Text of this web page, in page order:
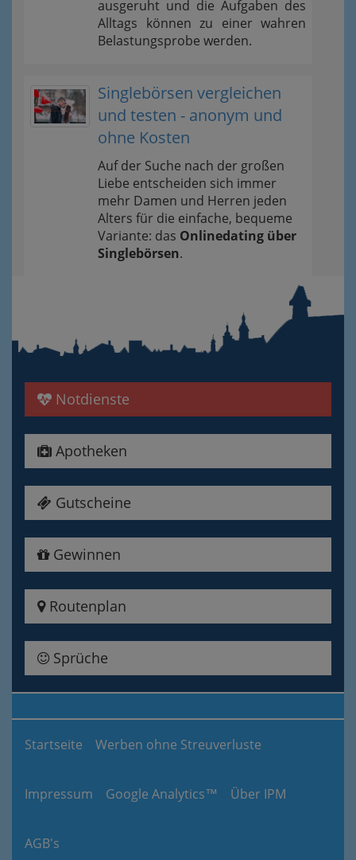
ausgeruht und die Aufgaben des
Alltags können zu einer wahren
Belastungsprobe werden.
Singlebörsen vergleichen
und testen - anonym und
ohne Kosten
Auf der Suche nach der großen
Liebe entscheiden sich immer
mehr Damen und Herren jeden
Alters für die einfache, bequeme
Variante: das Onlinedating über
Singlebörsen.
Notdienste
Apotheken
Gutscheine
Gewinnen
Routenplan
Sprüche
Startseite Werben ohne Streuverluste
Impressum Google Analytics™ Über IPM
AGB's